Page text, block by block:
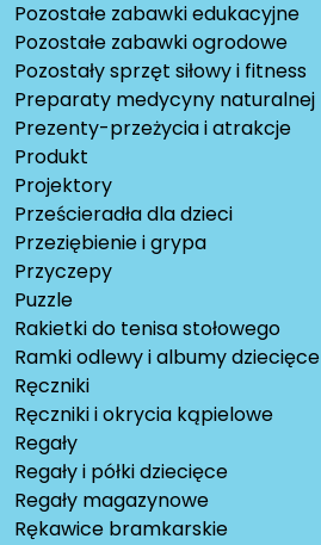
Pozostałe zabawki edukacyjne
Pozostałe zabawki ogrodowe
Pozostały sprzęt siłowy i fitness
Preparaty medycyny naturalnej
Prezenty-przeżycia i atrakcje
Produkt
Projektory
Prześcieradła dla dzieci
Przeziębienie i grypa
Przyczepy
Puzzle
Rakietki do tenisa stołowego
Ramki odlewy i albumy dziecięce
Ręczniki
Ręczniki i okrycia kąpielowe
Regały
Regały i półki dziecięce
Regały magazynowe
Rękawice bramkarskie